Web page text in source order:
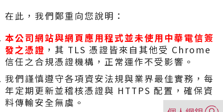
在此，我們鄭重向您說明：
本公司網站與網頁應用程式並未使用中華電信簽
發之憑證 ，其 TLS 憑證皆來自其他受 Chrome
信任之合規憑證機構，正常運作不受影響。
我們謹慎遵守各項資安法規與業界最佳實務，每
年定期更新並稽核憑證與 HTTPS 配置，確保資
料傳輸安全無虞。